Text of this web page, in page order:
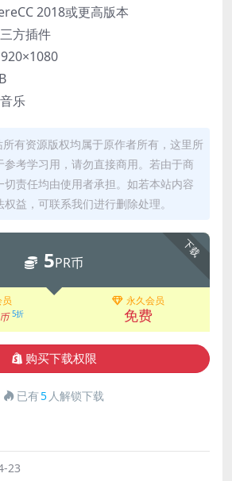
2018或更高版本
方插件
乐
有资源版权均属于原作者所有，这里所
考学习用，请勿直接商用。若由于商
切责任均由使用者承担。如若本站内容
益，可联系我们进行删除处理。
下载
5PR币
5折
永久会员
免费
购买下载权限
已有5 人解锁下载
23